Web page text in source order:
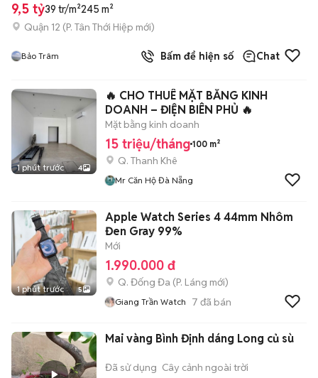
9,5 tỷ39 tr/m²245 m²
Quận 12 (P. Tân Thới Hiệp mới)
Bảo Trâm Bấm để hiện số Chat
1 phút trước 4
🔥 CHO THUÊ MẶT BẰNG KINH
DOANH – ĐIỆN BIÊN PHỦ 🔥
Mặt bằng kinh doanh
15 triệu/tháng 100 m²
Q. Thanh Khê
Mr Căn Hộ Đà Nẵng
1 phút trước 5
Apple Watch Series 4 44mm Nhôm
Đen Gray 99%
Mới
1.990.000 đ
Q. Đống Đa (P. Láng mới)
Giang Trần Watch 7 đã bán
Mai vàng Bình Định dáng Long củ sù
Đã sử dụng Cây cảnh ngoài trời